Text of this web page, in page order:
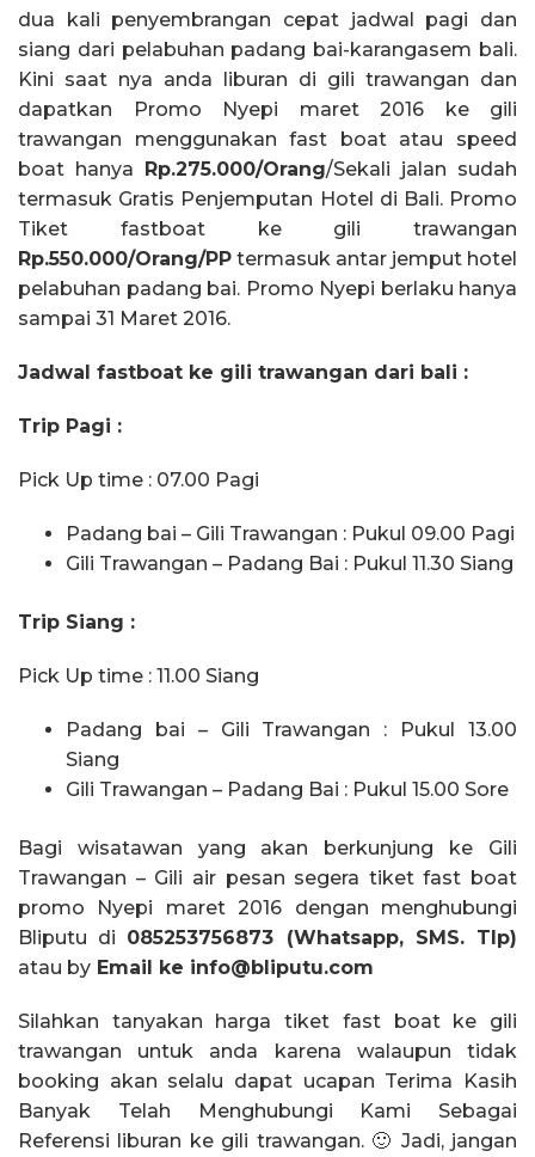
dua kali penyembrangan cepat jadwal pagi dan
siang dari pelabuhan padang bai-karangasem bali.
Kini saat nya anda liburan di gili trawangan dan
dapatkan Promo Nyepi maret 2016 ke gili
trawangan menggunakan fast boat atau speed
boat hanya Rp.275.000/Orang/Sekali jalan sudah
termasuk Gratis Penjemputan Hotel di Bali. Promo
Tiket fastboat ke gili trawangan
Rp.550.000/Orang/PP termasuk antar jemput hotel
pelabuhan padang bai. Promo Nyepi berlaku hanya
sampai 31 Maret 2016.
Jadwal fastboat ke gili trawangan dari bali :
Trip Pagi :
Pick Up time : 07.00 Pagi
Padang bai – Gili Trawangan : Pukul 09.00 Pagi
Gili Trawangan – Padang Bai : Pukul 11.30 Siang
Trip Siang :
Pick Up time : 11.00 Siang
Padang bai – Gili Trawangan : Pukul 13.00
Siang
Gili Trawangan – Padang Bai : Pukul 15.00 Sore
Bagi wisatawan yang akan berkunjung ke Gili
Trawangan – Gili air pesan segera tiket fast boat
promo Nyepi maret 2016 dengan menghubungi
Bliputu di 085253756873 (Whatsapp, SMS. Tlp)
atau by Email ke info@bliputu.com
Silahkan tanyakan harga tiket fast boat ke gili
trawangan untuk anda karena walaupun tidak
booking akan selalu dapat ucapan Terima Kasih
Banyak Telah Menghubungi Kami Sebagai
Referensi liburan ke gili trawangan. 🙂 Jadi, jangan